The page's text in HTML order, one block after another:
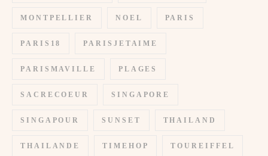
MONTPELLIER NOEL PARIS
PARIS18 PARISJETAIME
PARISMAVILLE PLAGES
SACRECOEUR SINGAPORE
SINGAPOUR SUNSET THAILAND
THAILANDE TIMEHOP TOUREIFFEL